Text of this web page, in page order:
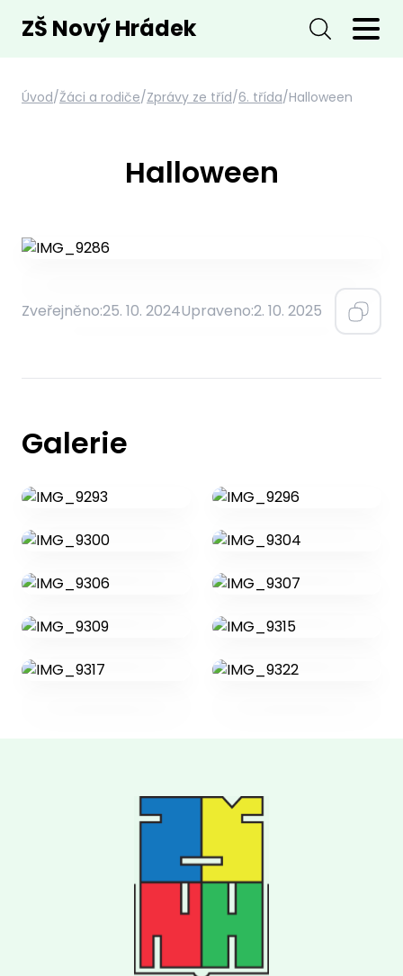
ZŠ Nový Hrádek
Úvod/Žáci a rodiče/Zprávy ze tříd/6. třída/Halloween
Halloween
Zveřejněno:25. 10. 2024Upraveno:2. 10. 2025
Galerie